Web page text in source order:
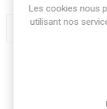
Les cookies nous
utilisant nos